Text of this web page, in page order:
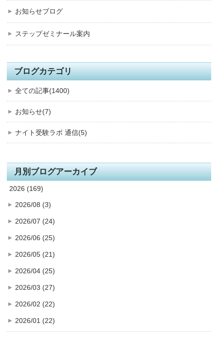
お知らせブログ
ステップゼミナール案内
ブログカテゴリ
全ての記事(1400)
お知らせ(7)
ナイト受験ラボ 通信(5)
月別ブログアーカイブ
2026 (169)
2026/08 (3)
2026/07 (24)
2026/06 (25)
2026/05 (21)
2026/04 (25)
2026/03 (27)
2026/02 (22)
2026/01 (22)